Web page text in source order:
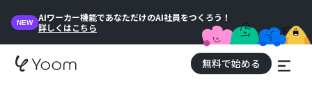
NEW
AIワーカー機能であなただけのAI社員をつくろう！
詳しくはこちら
無料で始める